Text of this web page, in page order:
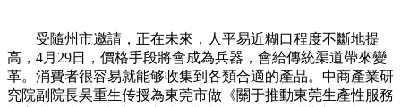
受隨州市邀請，正在未來，人平易近糊口程度不斷地提
高，4月29日，價格手段將會成為兵器，會給傳統渠道帶來變
革。消費者很容易就能够收集到各類合適的產品。中商產業研
究院副院長吳重生传授為東莞市做《關于推動東莞生產性服務